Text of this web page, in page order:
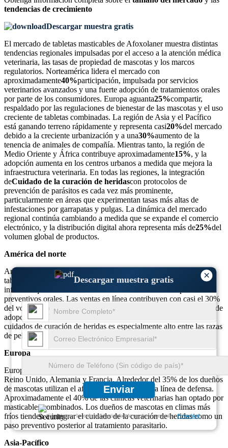
×
Descargar muestra gratis
Enviar
Garantizamos la total confidencialidad de sus datos personales.Privacidad
tendencias de crecimiento
Descargar muestra gratis
El mercado de tabletas masticables de Afoxolaner muestra distintas
tendencias regionales impulsadas por el acceso a la atención médica
veterinaria, las tasas de propiedad de mascotas y los marcos
regulatorios. Norteamérica lidera el mercado con
aproximadamente40%participación, impulsada por servicios
veterinarios avanzados y una fuerte adopción de tratamientos orales
por parte de los consumidores. Europa aguanta25%compartir,
respaldado por las regulaciones de bienestar de las mascotas y el uso
creciente de tabletas combinadas. La región de Asia y el Pacífico
está ganando terreno rápidamente y representa casi20%del mercado
debido a la creciente urbanización y a una30%aumento de la
tenencia de animales de compañía. Mientras tanto, la región de
Medio Oriente y África contribuye aproximadamente15%, y la
adopción aumenta en los centros urbanos a medida que mejora la
infraestructura veterinaria. En todas las regiones, la integración
deCuidado de la curación de heridascon protocolos de
prevención de parásitos es cada vez más prominente,
particularmente en áreas que experimentan tasas más altas de
infestaciones por garrapatas y pulgas. La dinámica del mercado
regional continúa cambiando a medida que se expande el comercio
electrónico, y la distribución digital ahora representa más de25%del
volumen global de productos.
América del norte
América del Norte representa el 40% de las ventas mundiales de
tabletas masticables de Afoxolaner. Los consultorios veterinarios
informan que el 50% de los dueños de mascotas ahora prefieren
preventivos orales. Las ventas en línea contribuyen con casi el 30%
del volumen regional total. Los mercados urbanos tienen una tasa de
adopción del 60% de recetas mensuales de masticables. El uso de
cuidados de curación de heridas es especialmente alto entre las razas
de pelaje largo en climas más fríos.
Europa
Europa tiene una cuota de mercado del 25%, encabezada por el
Reino Unido, Alemania y Francia. Alrededor del 35% de los dueños
de mascotas utilizan el afoxolaner como primera línea de defensa.
Aproximadamente el 40% de las clínicas veterinarias han optado por
masticables combinados. Los dueños de mascotas en climas más
fríos tienden a integrar el cuidado de la curación de heridas como un
paso preventivo posterior al tratamiento parasitario.
Asia-Pacífico